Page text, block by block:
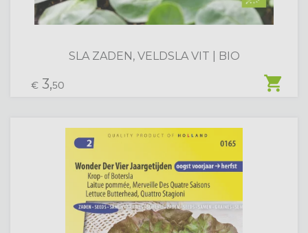
shopping_cart
SLA ZADEN, VELDSLA VIT | BIO
€ 3,50